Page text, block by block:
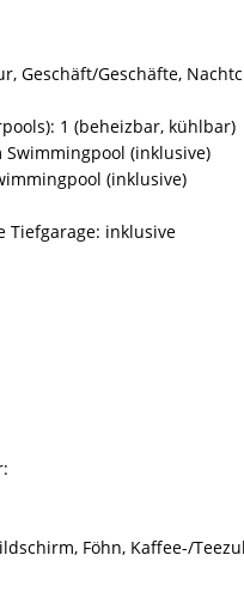
Geschäft/Geschäfte,
1 (beheizbar, kühlbar)
Swimmingpool (inklusive)
(inklusive)
Tiefgarage: inklusive
Föhn, Kaffee-/